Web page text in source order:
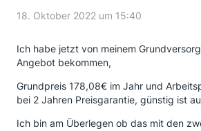
18. Oktober 2022 um 15:40
Ich habe jetzt von meinem
Angebot bekommen,
Grundpreis 178,08€ im Jahr und
bei 2 Jahren Preisgarantie, günstig ist
Ich bin am Überlegen ob das mit den